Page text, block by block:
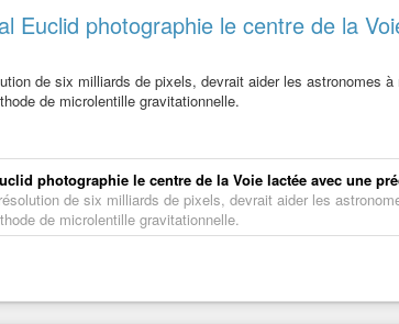
Euclid photographie le centre de la
de six milliards de pixels, devrait aider les astronomes
de microlentille gravitationnelle.
photographie le centre de la Voie lactée avec une
de six milliards de pixels, devrait aider les
de microlentille gravitationnelle.